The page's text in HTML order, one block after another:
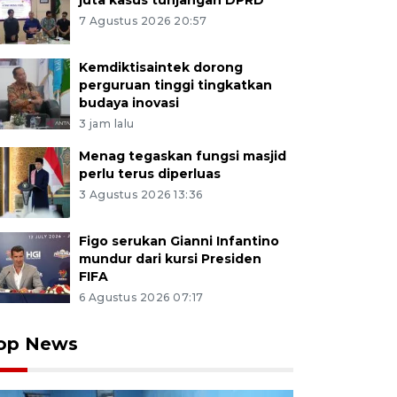
7 Agustus 2026 20:57
Kemdiktisaintek dorong
perguruan tinggi tingkatkan
budaya inovasi
3 jam lalu
Menag tegaskan fungsi masjid
perlu terus diperluas
3 Agustus 2026 13:36
Figo serukan Gianni Infantino
mundur dari kursi Presiden
FIFA
6 Agustus 2026 07:17
News